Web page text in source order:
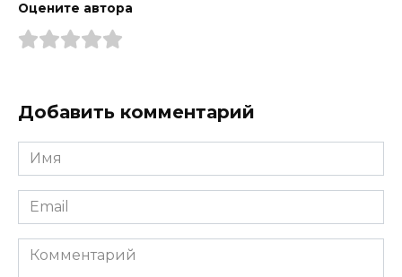
Оцените автора
Добавить комментарий
Имя
*
Email
*
Комментарий